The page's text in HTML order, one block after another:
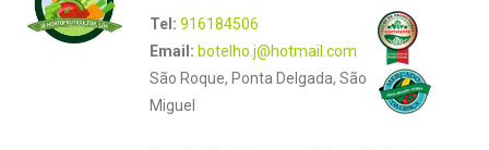
Tel: 916184506
Email: botelho.j@hotmail.com
São Roque, Ponta Delgada, São
Miguel